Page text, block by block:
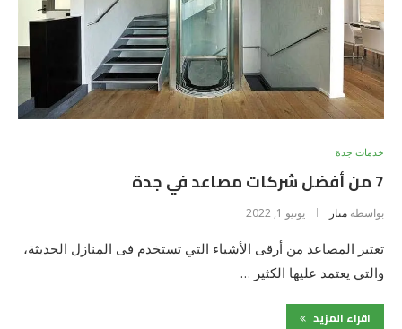
خدمات جدة
7 من أفضل شركات مصاعد في جدة
بواسطة منار يونيو 1, 2022
تعتبر المصاعد من أرقى الأشياء التي تستخدم فى المنازل الحديثة،
والتي يعتمد عليها الكثير …
اقراء المزيد